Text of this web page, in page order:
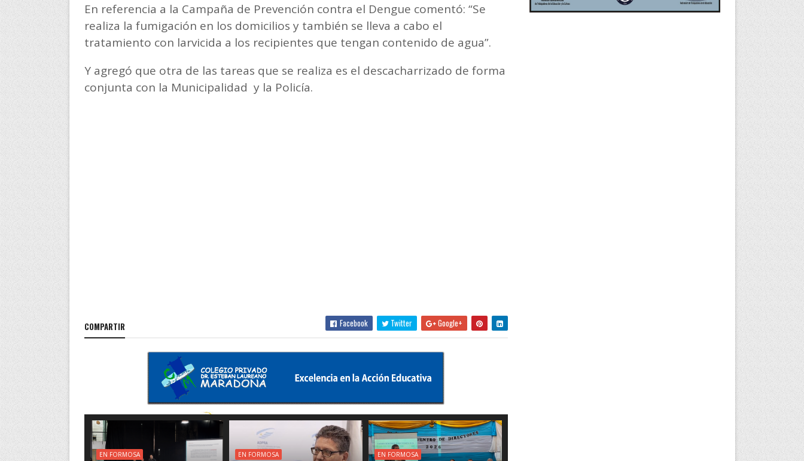
En referencia a la Campaña de Prevención contra el Dengue comentó: “Se
realiza la fumigación en los domicilios y también se lleva a cabo el
tratamiento con larvicida a los recipientes que tengan contenido de agua”.
Y agregó que otra de las tareas que se realiza es el descacharrizado de forma
conjunta con la Municipalidad y la Policía.
COMPARTIR Facebook Twitter Google+
EN FORMOSA EN FORMOSA EN FORMOSA